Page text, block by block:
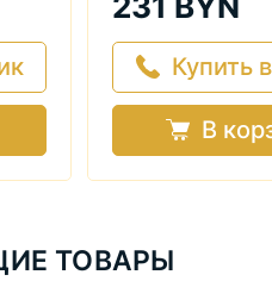
Купить
В
ТОВАРЫ